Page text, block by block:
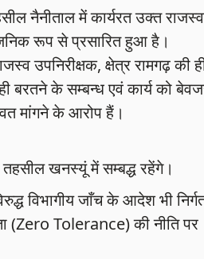
नैनीताल में कार्यरत उक्त राजस्व
रूप से प्रसारित हुआ है।
उपनिरीक्षक, क्षेत्र रामगढ़ की
बरतने के सम्बन्ध एवं कार्य को
मांगने के आरोप हैं।
खनस्यूं में सम्बद्ध रहेंगे।
विभागीय जाँच के आदेश भी
(Zero Tolerance) की नीति पर